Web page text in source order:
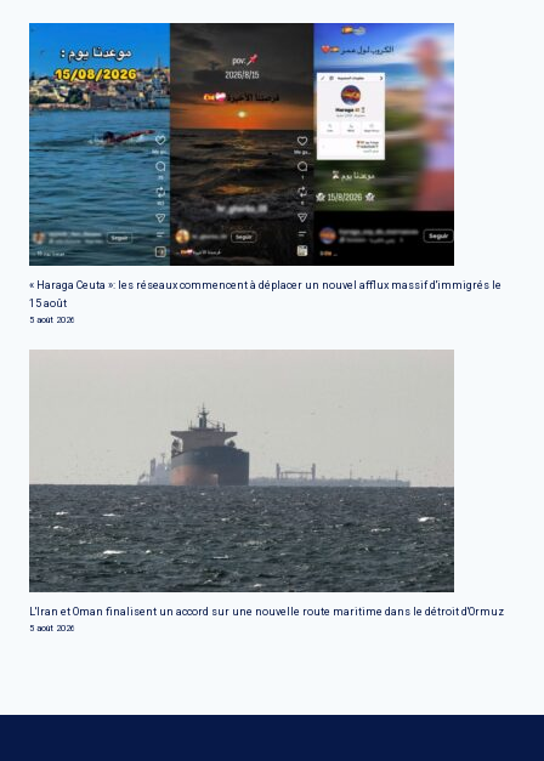
« Haraga Ceuta »: les réseaux commencent à déplacer un nouvel afflux massif d'immigrés le
15 août
5 août 2026
L'Iran et Oman finalisent un accord sur une nouvelle route maritime dans le détroit d'Ormuz
5 août 2026